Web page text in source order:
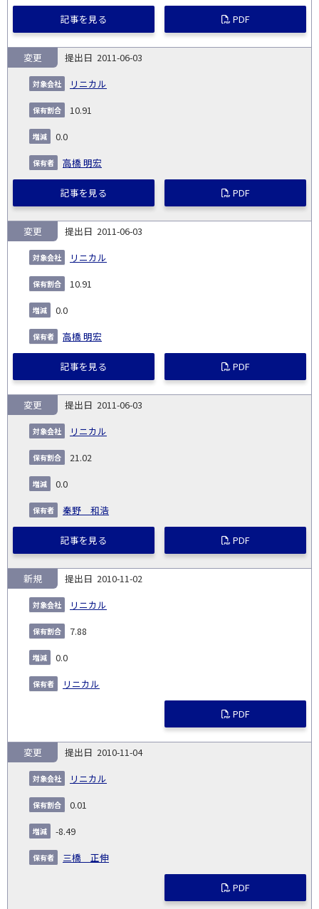
記事を見る PDF
2011-06-03
リニカル
変更
10.91
0.0
高橋 明宏
記事を見る PDF
2011-06-03
リニカル
変更
10.91
0.0
高橋 明宏
記事を見る PDF
2011-06-03
リニカル
変更
21.02
0.0
秦野 和浩
記事を見る PDF
2010-11-02
リニカル
新規
7.88
0.0
リニカル
PDF
2010-11-04
リニカル
変更
0.01
-8.49
三橋 正伸
PDF